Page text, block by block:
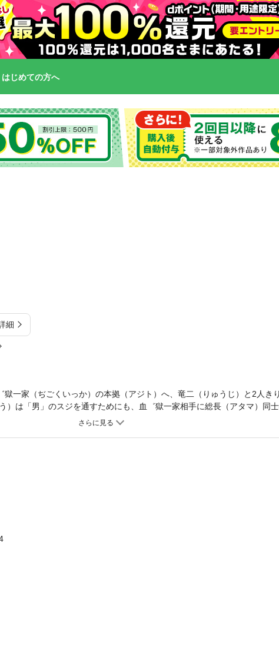
はじめての方へ
細
一家（ぢごくいっか）の本拠（アジト）へ、竜二（りゅうじ）と2人き
）は「男」のスジを通すためにも、血゛獄一家相手に総長（アタマ）同士
位牌となっていた！事情をのみ込めない紋乃丞たちに加瀬美鈴（かせみす